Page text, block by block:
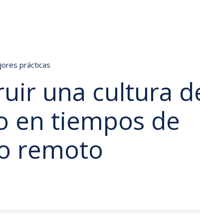
prácticas
una cultura
en tiempos de
remoto